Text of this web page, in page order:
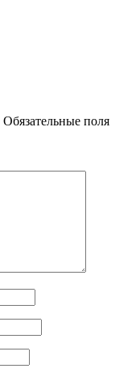
Обязательные поля